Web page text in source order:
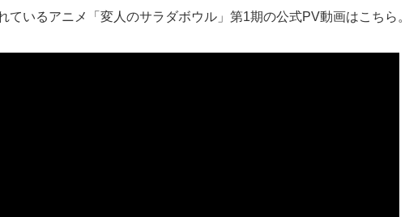
ているアニメ「変人のサラダボウル」第1期の公式PV動画はこちら。